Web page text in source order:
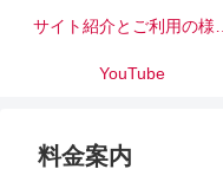
サイト紹介とご利用の様子
（駐車スペース）
YouTube
料金案内